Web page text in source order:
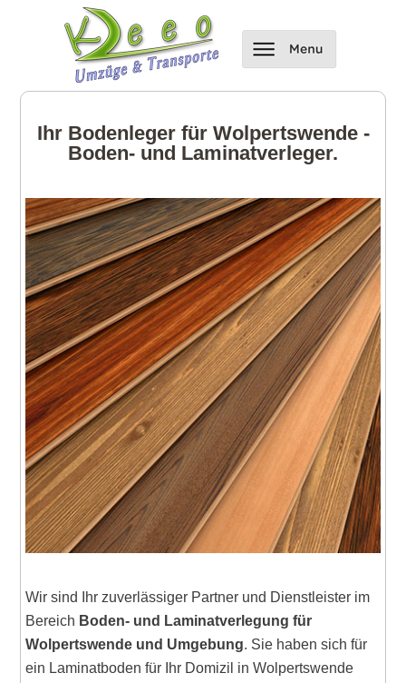
Ihr Bodenleger für Wolpertswende -
Boden- und Laminatverleger.
Wir sind Ihr zuverlässiger Partner und Dienstleister im
Bereich Boden- und Laminatverlegung für
Wolpertswende und Umgebung. Sie haben sich für
ein Laminatboden für Ihr Domizil in Wolpertswende